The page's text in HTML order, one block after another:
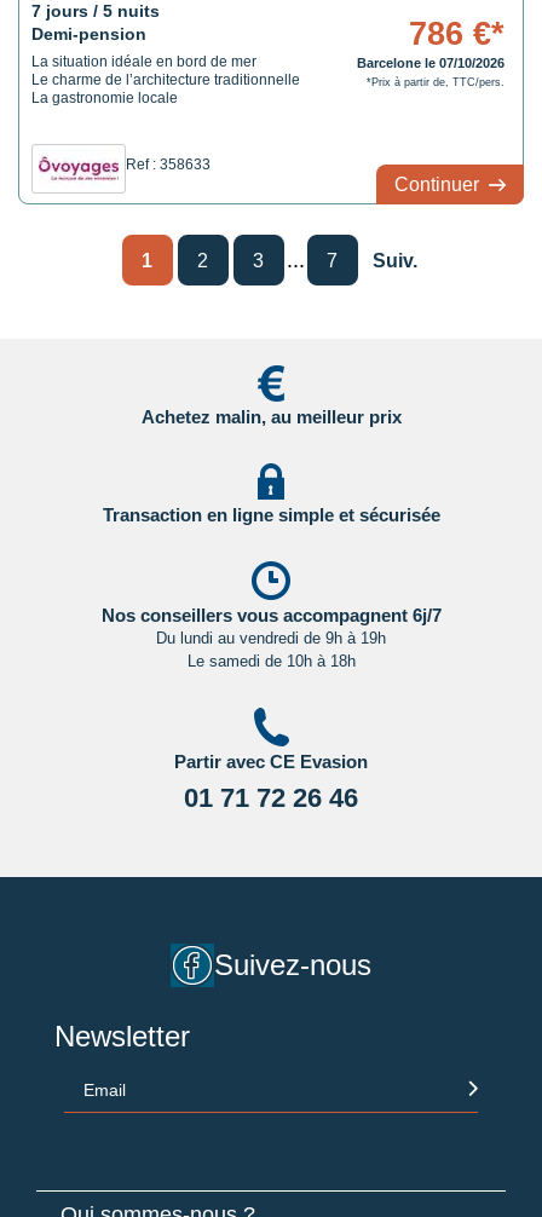
7 jours / 5 nuits
Demi-pension
La situation idéale en bord de mer
Le charme de l’architecture traditionnelle
La gastronomie locale
Ref : 358633
786 €*
Barcelone le 07/10/2026
*Prix à partir de, TTC/pers.
Continuer
1 2 3 ... 7 Suiv.
Achetez malin, au meilleur prix
Transaction en ligne simple et sécurisée
Nos conseillers vous accompagnent 6j/7
Du lundi au vendredi de 9h à 19h
Le samedi de 10h à 18h
Partir avec CE Evasion
01 71 72 26 46
Suivez-nous
Newsletter
Email